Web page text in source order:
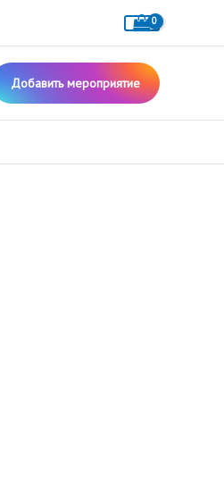
Добавить мероприятие